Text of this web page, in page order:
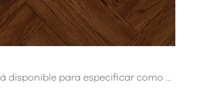
disponible para especificar como ...